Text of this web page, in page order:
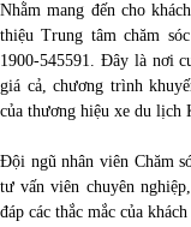
Nhằm mang đến cho
thiệu Trung tâm chăm
1900-545591. Đây là nơi
giá cả, chương trình
của thương hiệu xe du lịch
Đội ngũ nhân viên Chăm
tư vấn viên chuyên
đáp các thắc mắc của